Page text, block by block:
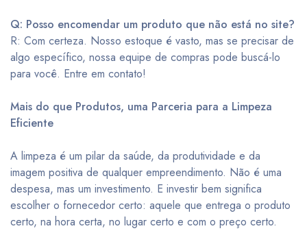
Q: Posso encomendar um produto que não está no site?
R: Com certeza. Nosso estoque é vasto, mas se precisar de
algo específico, nossa equipe de compras pode buscá-lo
para você. Entre em contato!
Mais do que Produtos, uma Parceria para a Limpeza
Eficiente
A limpeza é um pilar da saúde, da produtividade e da
imagem positiva de qualquer empreendimento. Não é uma
despesa, mas um investimento. E investir bem significa
escolher o fornecedor certo: aquele que entrega o produto
certo, na hora certa, no lugar certo e com o preço certo.